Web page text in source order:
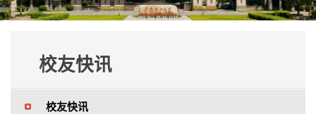
校友快讯
校友快讯